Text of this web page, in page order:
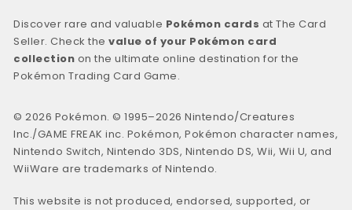
Discover rare and valuable Pokémon cards at The Card
Seller. Check thevalue of your Pokémon card
collection on the ultimate online destination for the
Pokémon Trading Card Game.
© 2026 Pokémon. © 1995–2026 Nintendo/Creatures
Inc./GAME FREAK inc. Pokémon, Pokémon character names,
Nintendo Switch, Nintendo 3DS, Nintendo DS, Wii, Wii U, and
WiiWare are trademarks of Nintendo.
This website is not produced, endorsed, supported, or